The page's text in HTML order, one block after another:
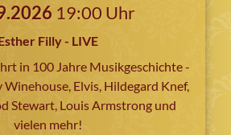
19:00 Uhr
Filly - LIVE
in 100 Jahre Musikgeschichte -
Elvis, Hildegard Knef,
Stewart, Louis Armstrong und
vielen mehr!